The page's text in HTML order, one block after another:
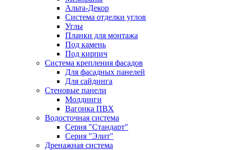
Альта-Декор
Система отделки углов
Углы
Планки для монтажа
Под камень
Под кирпич
Система крепления фасадов
Для фасадных панелей
Для сайдинга
Стеновые панели
Молдинги
Вагонка ПВХ
Водосточная система
Серия "Стандарт"
Серия "Элит"
Дренажная система